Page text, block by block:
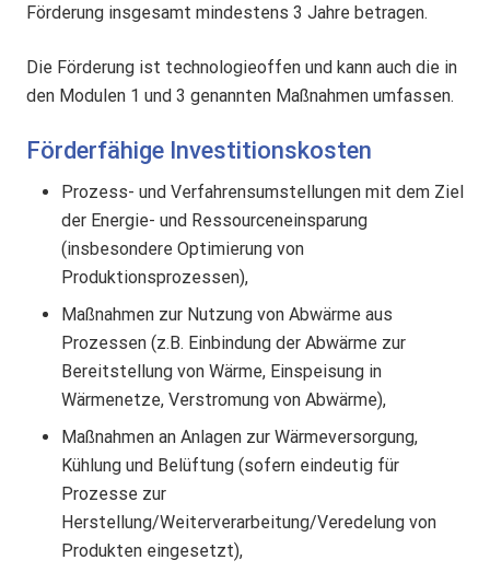
Förderung insgesamt mindestens 3 Jahre betragen.
Die Förderung ist technologieoffen und kann auch die in
den Modulen 1 und 3 genannten Maßnahmen umfassen.
Förderfähige Investitionskosten
Prozess- und Verfahrensumstellungen mit dem Ziel
der Energie- und Ressourceneinsparung
(insbesondere Optimierung von
Produktionsprozessen),
Maßnahmen zur Nutzung von Abwärme aus
Prozessen (z.B. Einbindung der Abwärme zur
Bereitstellung von Wärme, Einspeisung in
Wärmenetze, Verstromung von Abwärme),
Maßnahmen an Anlagen zur Wärmeversorgung,
Kühlung und Belüftung (sofern eindeutig für
Prozesse zur
Herstellung/Weiterverarbeitung/Veredelung von
Produkten eingesetzt),